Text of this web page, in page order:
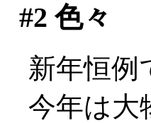
#2 色々
新年恒例
今年は大